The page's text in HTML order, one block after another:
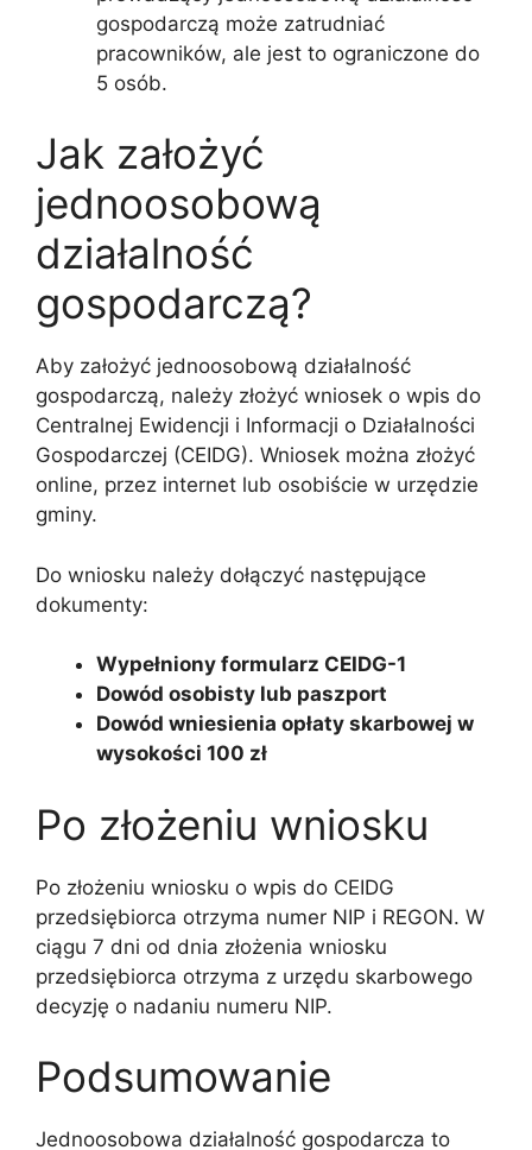
gospodarczą może zatrudniać
pracowników, ale jest to ograniczone do
5 osób.
Jak założyć
jednoosobową
działalność
gospodarczą?
Aby założyć jednoosobową działalność
gospodarczą, należy złożyć wniosek o wpis do
Centralnej Ewidencji i Informacji o Działalności
Gospodarczej (CEIDG). Wniosek można złożyć
online, przez internet lub osobiście w urzędzie
gminy.
Do wniosku należy dołączyć następujące
dokumenty:
Wypełniony formularz CEIDG-1
Dowód osobisty lub paszport
Dowód wniesienia opłaty skarbowej w
wysokości 100 zł
Po złożeniu wniosku
Po złożeniu wniosku o wpis do CEIDG
przedsiębiorca otrzyma numer NIP i REGON. W
ciągu 7 dni od dnia złożenia wniosku
przedsiębiorca otrzyma z urzędu skarbowego
decyzję o nadaniu numeru NIP.
Podsumowanie
Jednoosobowa działalność gospodarcza to